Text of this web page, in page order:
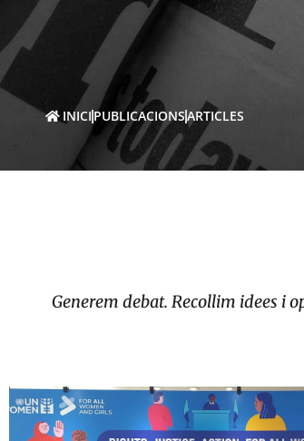
INICI PUBLICACIONSARTICLES
Generem debat. Recollim idees i